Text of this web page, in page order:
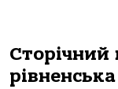
Сторічний